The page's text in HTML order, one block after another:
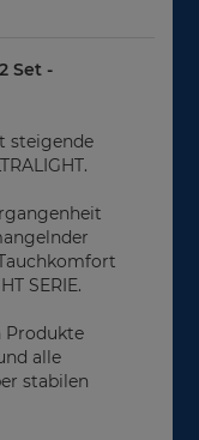
Set -
steigende
SERIE.
Produkte
alle
stabilen